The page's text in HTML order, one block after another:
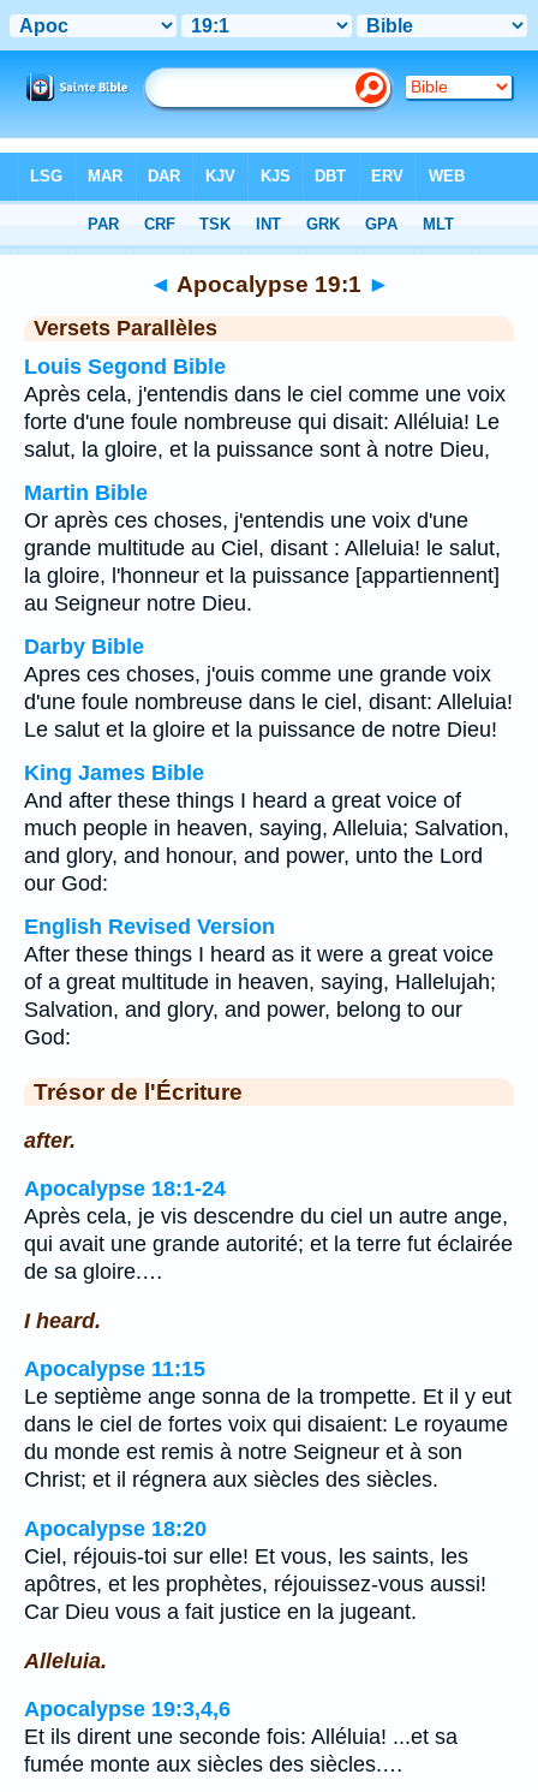
Chapitre 19 > Verset 1
◄ Apocalypse 19:1 ►
Versets Parallèles
Louis Segond Bible
Après cela, j'entendis dans le ciel comme une voix
forte d'une foule nombreuse qui disait: Alléluia! Le
salut, la gloire, et la puissance sont à notre Dieu,
Martin Bible
Or après ces choses, j'entendis une voix d'une
grande multitude au Ciel, disant : Alleluia! le salut,
la gloire, l'honneur et la puissance [appartiennent]
au Seigneur notre Dieu.
Darby Bible
Apres ces choses, j'ouis comme une grande voix
d'une foule nombreuse dans le ciel, disant: Alleluia!
Le salut et la gloire et la puissance de notre Dieu!
King James Bible
And after these things I heard a great voice of
much people in heaven, saying, Alleluia; Salvation,
and glory, and honour, and power, unto the Lord
our God:
English Revised Version
After these things I heard as it were a great voice
of a great multitude in heaven, saying, Hallelujah;
Salvation, and glory, and power, belong to our
God:
Trésor de l'Écriture
after.
Apocalypse 18:1-24
Après cela, je vis descendre du ciel un autre ange,
qui avait une grande autorité; et la terre fut éclairée
de sa gloire.…
I heard.
Apocalypse 11:15
Le septième ange sonna de la trompette. Et il y eut
dans le ciel de fortes voix qui disaient: Le royaume
du monde est remis à notre Seigneur et à son
Christ; et il régnera aux siècles des siècles.
Apocalypse 18:20
Ciel, réjouis-toi sur elle! Et vous, les saints, les
apôtres, et les prophètes, réjouissez-vous aussi!
Car Dieu vous a fait justice en la jugeant.
Alleluia.
Apocalypse 19:3,4,6
Et ils dirent une seconde fois: Alléluia! ...et sa
fumée monte aux siècles des siècles.…